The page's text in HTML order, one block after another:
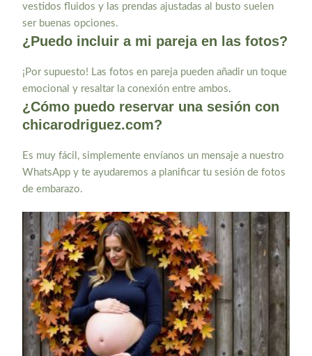
vestidos fluidos y las prendas ajustadas al busto suelen
ser buenas opciones.
¿Puedo incluir a mi pareja en las fotos?
¡Por supuesto! Las fotos en pareja pueden añadir un toque
emocional y resaltar la conexión entre ambos.
¿Cómo puedo reservar una sesión con
chicarodriguez.com?
Es muy fácil, simplemente envíanos un mensaje a nuestro
WhatsApp y te ayudaremos a planificar tu sesión de fotos
de embarazo.